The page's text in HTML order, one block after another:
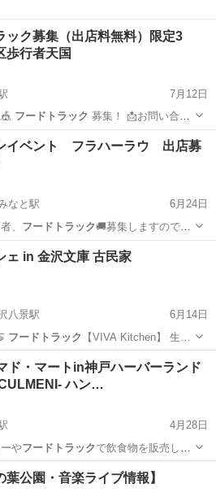
ック募集（出店料無料）限定3
行者天国
7月12日
楽しめる内容盛りだくさん！ 🎪 フードトラック 募集！ 📩お問い合わ
地域/お祭り フードトラック
イベント フラハーラウ 出店募
なと駅
6月24日
、 フードトラック🚚募集しますのでお
駅 コンサート/ショー
健康マルシェ in 金沢文庫 古民家
八景駅
6月14日
⸻ 🍝 フードトラック 【VIVA Kitchen】 生…
駅 ワークショップ
ド・マートin神戸ハーバーランド
ハン…
4月28日
やフードトラック で飲食物を販売して
フリーマーケット 会場
葉公園・音楽ライブ情報】